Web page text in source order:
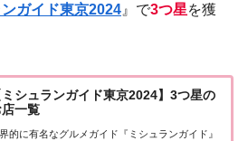
ンガイド東京2024 』で3つ星を獲
ミシュランガイド東京2024】3つ星の
店一覧
的に有名なグルメガイド『ミシュランガイド』